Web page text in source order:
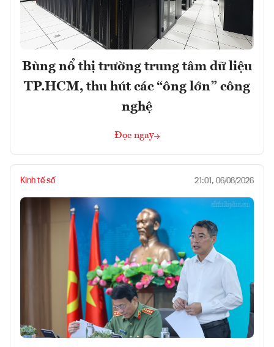
Bùng nổ thị trường trung tâm dữ liệu
TP.HCM, thu hút các “ông lớn” công
nghệ
Đọc ngay
Kinh tế số 21:01, 06/08/2026